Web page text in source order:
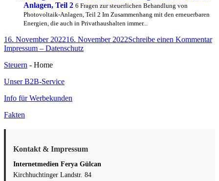
Anlagen, Teil 2 6 Fragen zur steuerlichen Behandlung von
Photovoltaik-Anlagen, Teil 2 Im Zusammenhang mit den erneuerbaren
Energien, die auch in Privathaushalten immer...
Veröffentlicht
am
16. November 202216. November 2022Schreibe einen Kommentarzu
Impressum – Datenschutz
Steuern - Home
Unser B2B-Service
Info für Werbekunden
Fakten
Kontakt & Impressum
Internetmedien Ferya Gülcan
Kirchhuchtinger Landstr. 84